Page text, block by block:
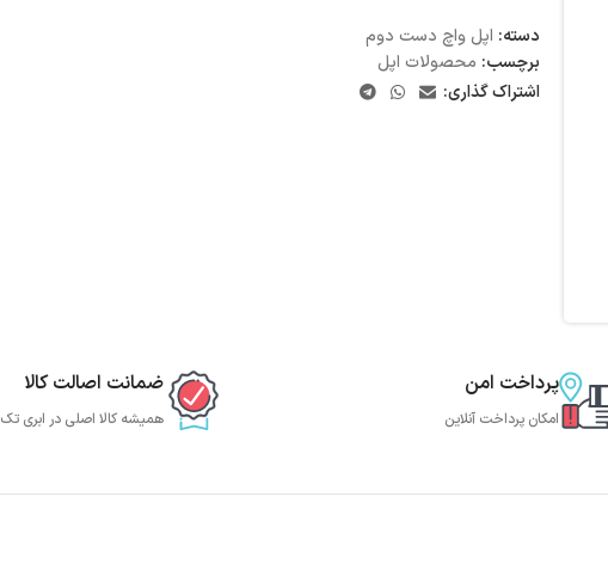
دسته: اپل واچ دست دوم
برچسب: محصولات اپل
اشتراک گذاری:
پرداخت امن
امکان پرداخت آنلاین
ضمانت اصالت کالا
همیشه کالا اصلی در ابری تک